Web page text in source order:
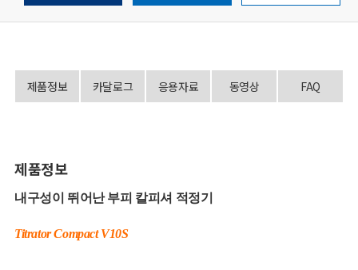
제품정보 카달로그 응용자료 동영상 FAQ
제품정보
내구성이 뛰어난 부피 칼피셔 적정기
Titrator Compact V10S